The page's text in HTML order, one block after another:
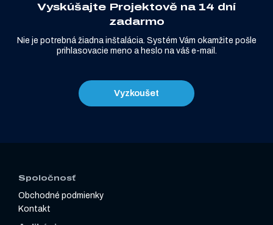
Vyskúšajte Projektově na 14 dní
zadarmo
Nie je potrebná žiadna inštalácia. Systém Vám okamžite pošle
prihlasovacie meno a heslo na váš e-mail.
Vyzkoušet
Spoločnosť
Obchodné podmienky
Kontakt